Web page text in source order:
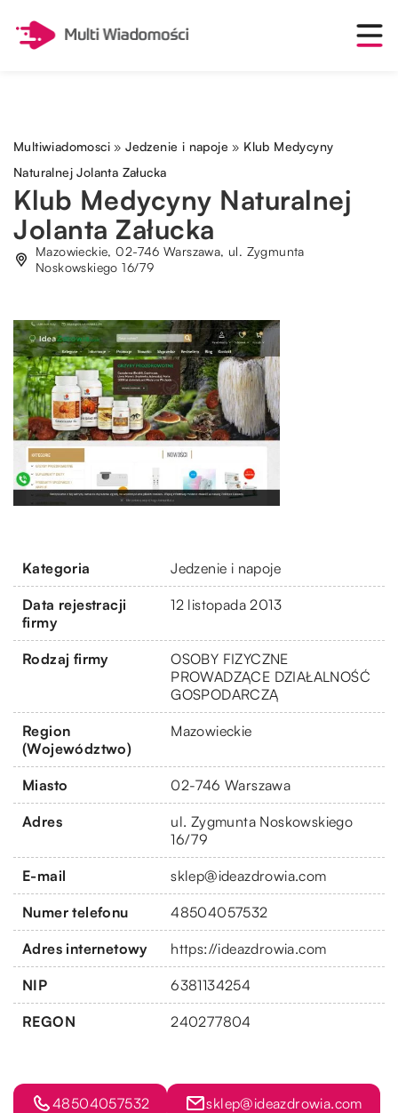
Multiwiadomosci »Jedzenie i napoje » Klub Medycyny
Naturalnej Jolanta Załucka
Klub Medycyny Naturalnej
Jolanta Załucka
Mazowieckie, 02-746 Warszawa, ul. Zygmunta
Noskowskiego 16/79
Kategoria Jedzenie i napoje
Data rejestracji
firmy
12 listopada 2013
Rodzaj firmy
OSOBY FIZYCZNE
PROWADZĄCE DZIAŁALNOŚĆ
GOSPODARCZĄ
Region
(Województwo)
Mazowieckie
Miasto 02-746 Warszawa
Adres
ul. Zygmunta Noskowskiego
16/79
E-mail sklep@ideazdrowia.com
Numer telefonu 48504057532
Adres internetowy https://ideazdrowia.com
NIP 6381134254
REGON 240277804
48504057532 sklep@ideazdrowia.com